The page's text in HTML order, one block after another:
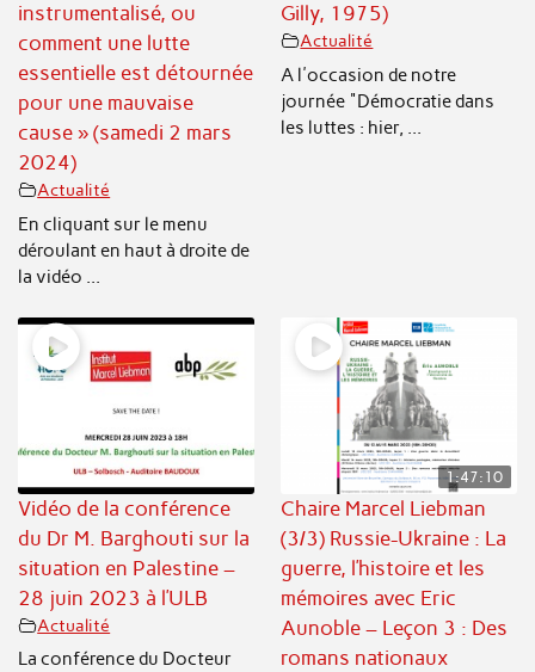
instrumentalisé, ou
comment une lutte
essentielle est détournée
pour une mauvaise
cause » (samedi 2 mars
2024)
Actualité
En cliquant sur le menu
déroulant en haut à droite de
la vidéo ...
Gilly, 1975)
Actualité
A l'occasion de notre
journée "Démocratie dans
les luttes : hier, ...
Vidéo de la conférence
du Dr M. Barghouti sur la
situation en Palestine –
28 juin 2023 à l’ULB
Actualité
La conférence du Docteur
1:47:10
Chaire Marcel Liebman
(3/3) Russie-Ukraine : La
guerre, l’histoire et les
mémoires avec Eric
Aunoble – Leçon 3 : Des
romans nationaux